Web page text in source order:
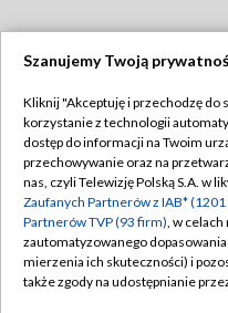
Abonament TVP
Emisja w TVP
Centrum informacji TVP
Naziemna Telewizja
Szanujemy Twoją
Kliknij "Akceptuję i przechodzę do
korzystanie z technologii
dostęp do informacji na Twoim
przechowywanie oraz na
nas, czyli Telewizję Polską S.A. w
Zaufanych Partnerów z IAB*
Partnerów TVP (93 firm), w
zautomatyzowanego
mierzenia ich skuteczności) i
także zgody na udostępnianie